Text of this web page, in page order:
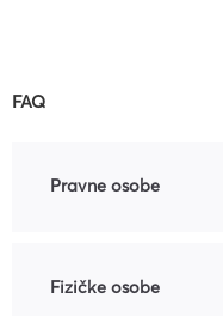
FAQ
Pravne osobe
Fizičke osobe